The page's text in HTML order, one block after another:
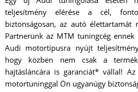
teljesítmény elérése a cél,
biztonságosan, az autó
Partnerünk az MTM tuningcég
Audi motortípusra nyújt
hogy közben nem csak a
hajtásláncára is garanciát* vállal!
motortuninggal Ön ugyanúgy